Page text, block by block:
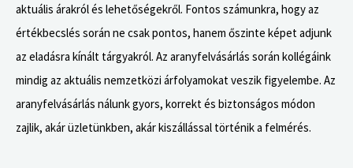
aktuális árakról és lehetőségekről. Fontos számunkra, hogy az
értékbecslés során ne csak pontos, hanem őszinte képet adjunk
az eladásra kínált tárgyakról. Az aranyfelvásárlás során kollégáink
mindig az aktuális nemzetközi árfolyamokat veszik figyelembe. Az
aranyfelvásárlás nálunk gyors, korrekt és biztonságos módon
zajlik, akár üzletünkben, akár kiszállással történik a felmérés.